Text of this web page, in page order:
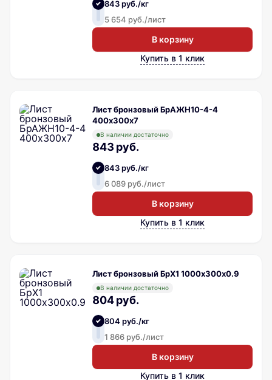
843 руб./кг
5 654 руб./лист
В корзину
Купить в 1 клик
Лист бронзовый БрАЖН10-4-4
400х300х7
В наличии достаточно
843 руб.
843 руб./кг
6 089 руб./лист
В корзину
Купить в 1 клик
Лист бронзовый БрХ1 1000х300х0.9
В наличии достаточно
804 руб.
804 руб./кг
1 866 руб./лист
В корзину
Купить в 1 клик